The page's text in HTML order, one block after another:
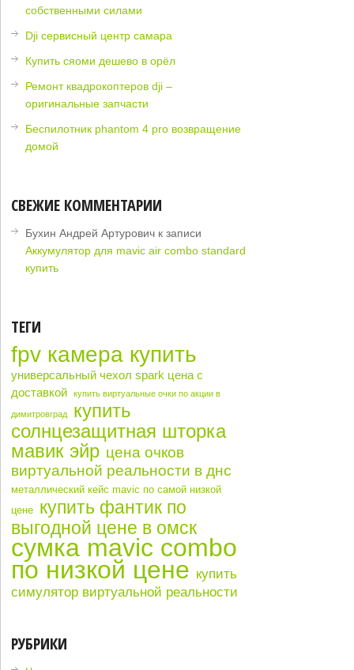
собственными силами
Dji сервисный центр самара
Купить сяоми дешево в орёл
Ремонт квадрокоптеров dji –
оригинальные запчасти
Беспилотник phantom 4 pro возвращение
домой
СВЕЖИЕ КОММЕНТАРИИ
Бухин Андрей Артурович к записи
Аккумулятор для mavic air combo standard
купить
ТЕГИ
fpv камера купить
универсальный чехол spark цена с
доставкой
купить виртуальные очки по акции в
димитровград
купить
солнцезащитная шторка
мавик эйр цена очков
виртуальной реальности в днс
металлический кейс mavic по самой низкой
цене купить фантик по
выгодной цене в омск
сумка mavic combo
по низкой цене купить
симулятор виртуальной реальности
РУБРИКИ